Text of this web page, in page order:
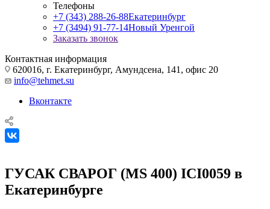
Телефоны
+7 (343) 288-26-88Екатеринбург
+7 (3494) 91-77-14Новый Уренгой
Заказать звонок
Контактная информация
620016, г. Екатеринбург, Амундсена, 141, офис 20
info@tehmet.su
Вконтакте
ГУСАК СВАРОГ (MS 400) ICI0059 в
Екатеринбурге